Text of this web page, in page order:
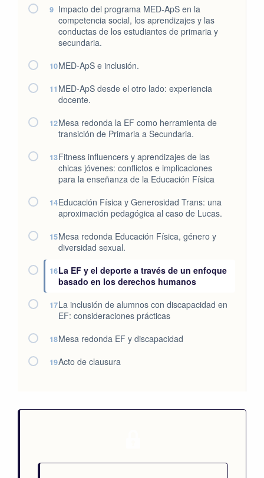
9 Impacto del programa MED-ApS en la
competencia social, los aprendizajes y las
conductas de los estudiantes de primaria y
secundaria.
10MED-ApS e inclusión.
11 MED-ApS desde el otro lado: experiencia
docente.
12Mesa redonda la EF como herramienta de
transición de Primaria a Secundaria.
13Fitness influencers y aprendizajes de las
chicas jóvenes: conflictos e implicaciones
para la enseñanza de la Educación Física
14Educación Física y Generosidad Trans: una
aproximación pedagógica al caso de Lucas.
15Mesa redonda Educación Física, género y
diversidad sexual.
16La EF y el deporte a través de un enfoque
basado en los derechos humanos
17La inclusión de alumnos con discapacidad en
EF: consideraciones prácticas
18Mesa redonda EF y discapacidad
19Acto de clausura